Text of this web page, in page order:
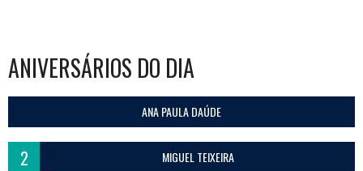
ANIVERSÁRIOS DO DIA
ANA PAULA DAÚDE
2 MIGUEL TEIXEIRA